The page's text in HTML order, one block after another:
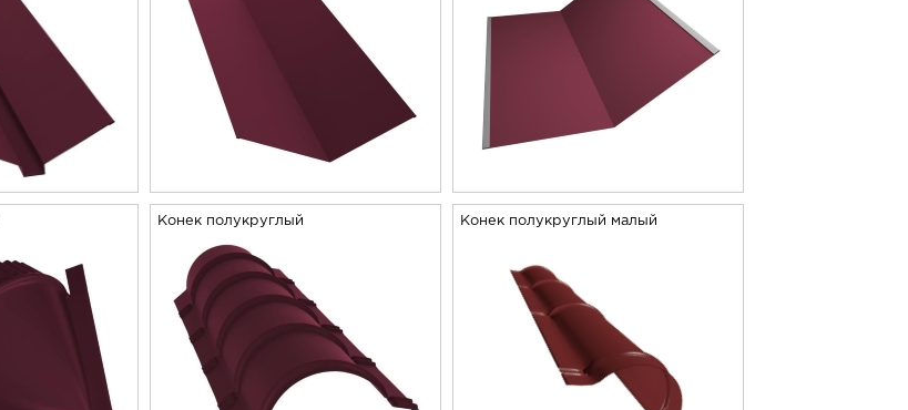
Конек полукруглый Конек полукруглый малый